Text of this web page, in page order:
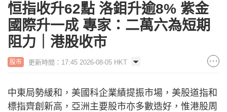
恒指收升62點 洛鉬升逾8% 紫金
國際升一成 專家：二萬六為短期
阻力｜港股收市
股市 更新時間：17:45 2026-08-05 HKT
中東局勢緩和，美國科企業績提振市場，美股道指和
標指齊創新高，亞洲主要股市亦多數造好，惟港股周